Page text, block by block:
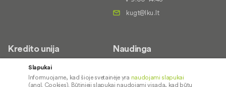
Kredito unija
Apie mus
Kontaktai
Naudinga
Palūkanų normos
Slapukai
Informuojame, kad šioje svetainėje yra naudojami slapukai
(angl. Cookies). Būtinieji slapukai naudojami visada, kad būtų